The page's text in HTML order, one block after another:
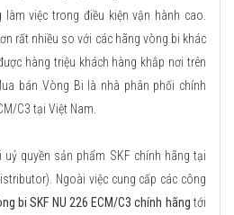
việc trong điều kiện vận hành cao.
rất nhiều so với các hãng vòng bi khác
hàng triệu khách hàng khắp nơi trên
bán Vòng Bi là nhà phân phối chính
C3 tại Việt Nam.
quyền sản phẩm SKF chính hãng tại
Ngoài việc cung cấp các công
bi SKF NU 226 ECM/C3 chính hãng tới